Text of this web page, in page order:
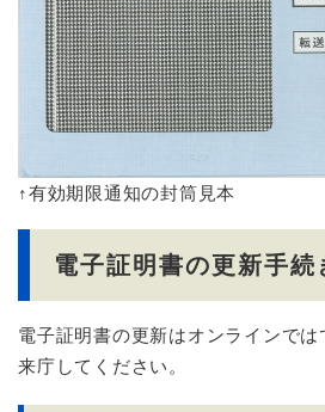
↑有効期限通知の封筒見本
電子証明書の更新手続
電子証明書の更新はオンラインで
来庁してください。